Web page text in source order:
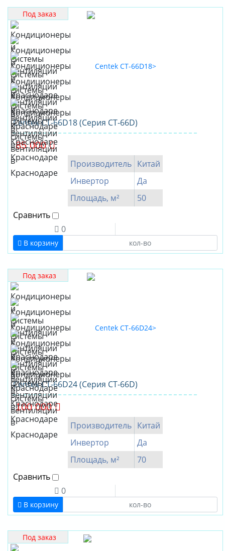
Под заказ
Centek CT-66D18 (Серия CT-66D)
85 000
Производитель Китай
Инвертор
Да
Площадь, м²
50
Сравнить
0
В корзину
Под заказ
Centek CT-66D24 (Серия CT-66D)
100 000
Производитель Китай
Инвертор
Да
Площадь, м²
70
Сравнить
0
В корзину
Под заказ